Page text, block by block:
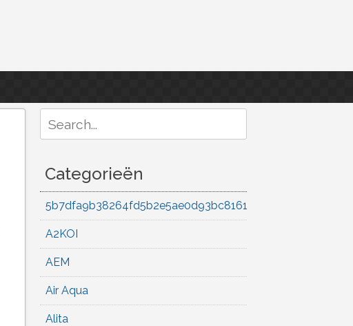
for:
Categorieën
5b7dfa9b38264fd5b2e5ae0d93bc8161
A2KOI
AEM
Air Aqua
Alita